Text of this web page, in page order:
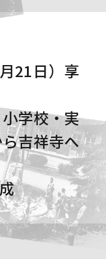
21日）享
学校・実
吉祥寺へ